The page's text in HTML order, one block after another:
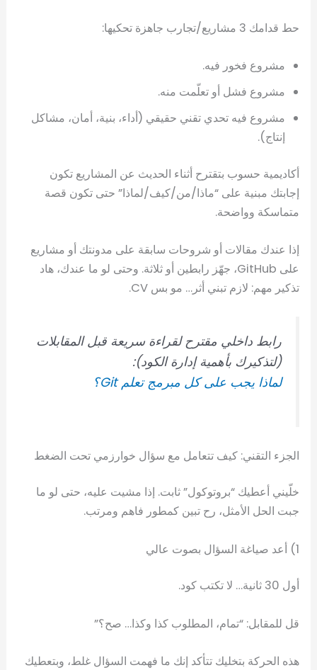
حط قدامك 3 مشاريع/تجارب جاهزة تحكيها:
مشروع فخور فيه.
مشروع فشل أو تعلّمت منه.
مشروع فيه تحدي تقني حقيقي (أداء، بنية، أمان، مشاكل
إنتاج).
أكاديمية حسوب بتقترح أثناء الحديث عن المشاريع تكون
إجابتك مبنية على “ماذا/من/كيف/لماذا” حتى تكون قصة
متماسكة وواضحة.
إذا عندك مقالات أو شروحات سابقة على مدونتك أو مشاريع
على GitHub، جهّز رابطين أو ثلاثة. وحتى لو ما عندك، هاد
تذكير مهم: لازم تبني أثر… مو بس CV.
رابط داخلي مقترح لقراءة سريعة قبل المقابلات
(لتذكيرك بأهمية إدارة الكود):
لماذا يجب على كل مبرمج تعلم Git؟
الجزء التقني: كيف تتعامل مع سؤال خوارزمي تحت الضغط
خلّيني أعطيك “بروتوكول” ثابت. إذا مشيت عليه، حتى لو ما
جبت الحل الأمثل، رح تبين كمطور فاهم ومرتب.
1) أعد صياغة السؤال بصوت عالي
أول 30 ثانية… لا تكتب كود.
قل للمقابل: “تمام، المطلوب كذا وكذا… صح؟”
هذه الحركة بتخليك تتأكد إنك ما فهمت السؤال غلط، وبتعطيك